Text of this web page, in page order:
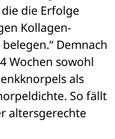
die Erfolge
Kollagen-
Demnach
Wochen sowohl
als
So fällt
altersgerechte